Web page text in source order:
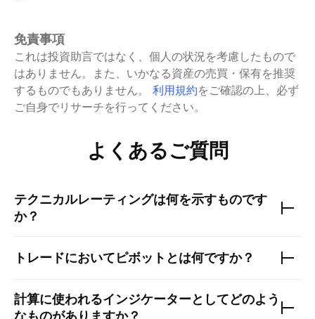
免責事項
これは投資助言ではなく、個人の状況を考慮したもので
はありません。また、いかなる資産の売買・保有を推奨
するものでもありません。
利用規約をご確認の上、必ず
ご自身でリサーチを行ってください。
よくあるご質問
テクニカルレーティングは何を示すものです
か？
トレードにおいてピボットとは何ですか？
計算に使われるインジケーターとしてどのよう
なものがありますか？